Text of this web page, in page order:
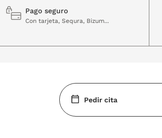
Pago seguro
Con tarjeta, Sequra, Bizum...
Pedir cita